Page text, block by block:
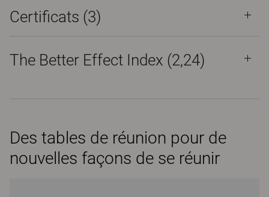
Certificats (3)
The Better Effect Index (2,24)
Des tables de réunion pour de
nouvelles façons de se réunir